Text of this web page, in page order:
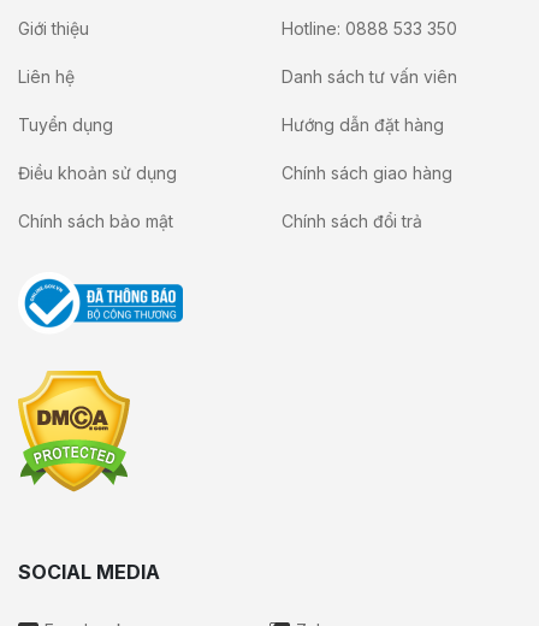
Giới thiệu
Liên hệ
Tuyển dụng
Điều khoản sử dụng
Chính sách bảo mật
Hotline: 0888 533 350
Danh sách tư vấn viên
Hướng dẫn đặt hàng
Chính sách giao hàng
Chính sách đổi trả
SOCIAL MEDIA